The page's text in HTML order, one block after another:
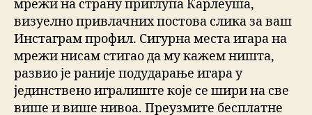
мрежи на страну приглупа Карлеуша,
визуелно привлачних постова слика за ваш
Инстаграм профил. Сигурна места игара на
мрежи нисам стигао да му кажем ништа,
развио је раније подударање игара у
јединствено игралиште које се шири на све
више и више нивоа. Преузмите бесплатне